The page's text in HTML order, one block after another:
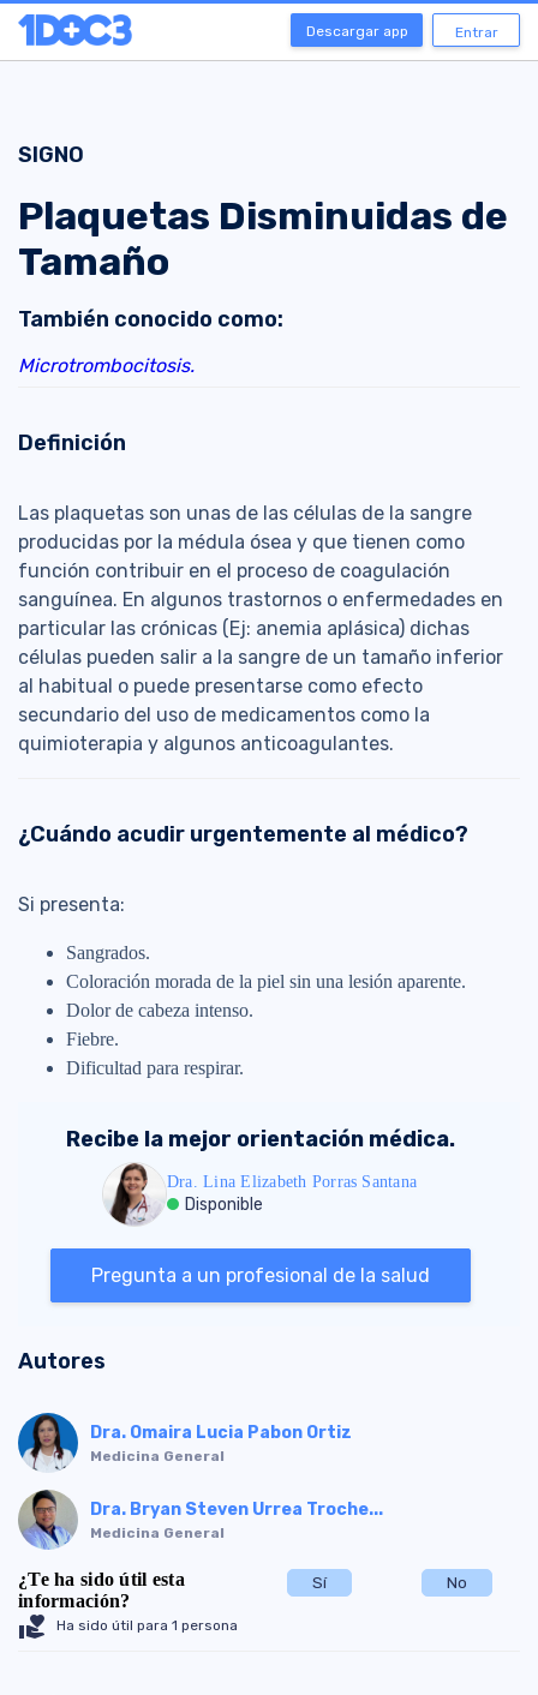
Descargar app Entrar
SIGNO
Plaquetas Disminuidas de
Tamaño
También conocido como:
Microtrombocitosis.
Definición
Las plaquetas son unas de las células de la sangre
producidas por la médula ósea y que tienen como
función contribuir en el proceso de coagulación
sanguínea. En algunos trastornos o enfermedades en
particular las crónicas (Ej: anemia aplásica) dichas
células pueden salir a la sangre de un tamaño inferior
al habitual o puede presentarse como efecto
secundario del uso de medicamentos como la
quimioterapia y algunos anticoagulantes.
¿Cuándo acudir urgentemente al médico?
Si presenta:
Sangrados.
Coloración morada de la piel sin una lesión aparente.
Dolor de cabeza intenso.
Fiebre.
Dificultad para respirar.
Recibe la mejor orientación médica.
Dra. Lina Elizabeth Porras Santana
Disponible
Pregunta a un profesional de la salud
Autores
Dra. Omaira Lucia Pabon Ortiz
Medicina General
Dra. Bryan Steven Urrea Troche...
Medicina General
¿Te ha sido útil esta
información?
Sí No
volunteer_activism Ha sido útil para 1 persona